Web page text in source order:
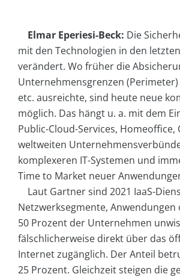
Elmar Eperiesi-Beck: Die
mit den Technologien in den
verändert. Wo früher die
Unternehmensgrenzen
etc. ausreichte, sind heute neue
möglich. Das hängt u. a. mit dem
Public-Cloud-Services, Homeoffice,
weltweiten
komplexeren IT-Systemen und
Time to Market neuer
Laut Gartner sind 2021 IaaS-
Netzwerksegmente, Anwendungen
50 Prozent der Unternehmen
fälschlicherweise direkt über das
Internet zugänglich. Der Anteil
25 Prozent. Gleichzeit steigen die